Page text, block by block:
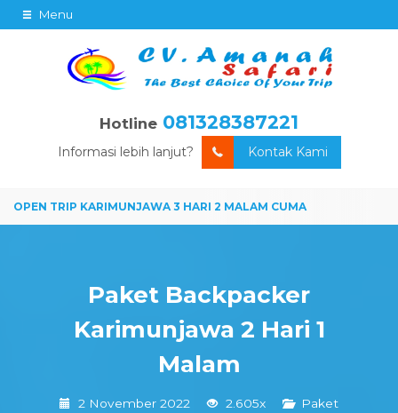
Menu
Hotline 081328387221
Informasi lebih lanjut? Kontak Kami
Paket Backpacker
Karimunjawa 2 Hari 1
Malam
2 November 2022 2.605x
Paket